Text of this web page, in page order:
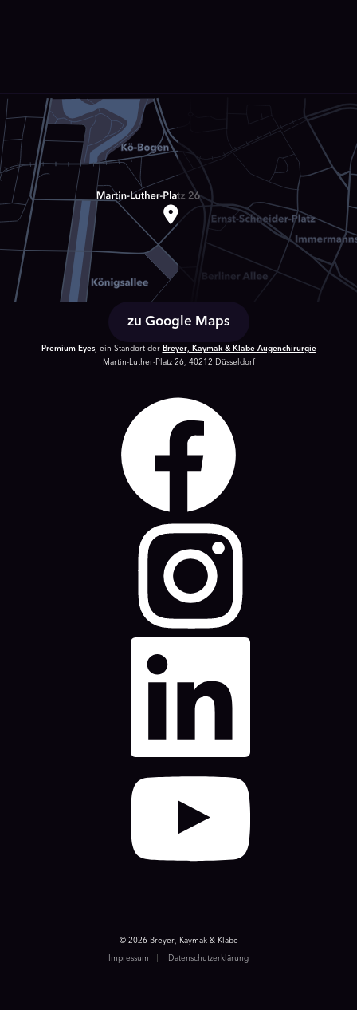
zu Google Maps
Premium Eyes, ein Standort der Breyer, Kaymak & Klabe Augenchirurgie
Martin-Luther-Platz 26, 40212 Düsseldorf
© 2026 Breyer, Kaymak & Klabe
Impressum Datenschutzerklärung